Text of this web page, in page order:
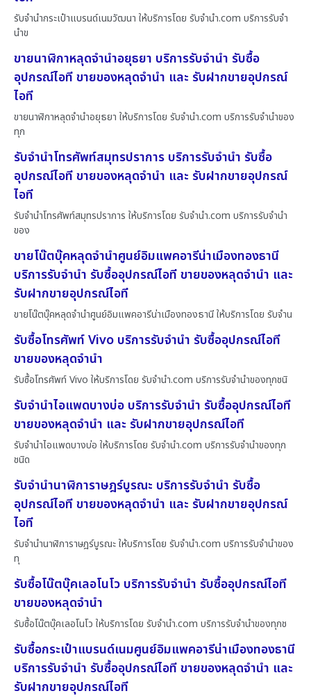
รับจำนำกระเป๋าแบรนด์เนมวัฒนา ให้บริการโดย รับจํานํา.com บริการรับจำ
นำข
ขายนาฬิกาหลุดจำนำอยุธยา บริการรับจำนำ รับซื้อ
อุปกรณ์ไอที ขายของหลุดจำนำ และ รับฝากขายอุปกรณ์
ไอที
ขายนาฬิกาหลุดจำนำอยุธยา ให้บริการโดย รับจํานํา.com บริการรับจำนำของ
ทุก
รับจำนำโทรศัพท์สมุทรปราการ บริการรับจำนำ รับซื้อ
อุปกรณ์ไอที ขายของหลุดจำนำ และ รับฝากขายอุปกรณ์
ไอที
รับจำนำโทรศัพท์สมุทรปราการ ให้บริการโดย รับจํานํา.com บริการรับจำนำ
ของ
ขายโน๊ตบุ๊คหลุดจำนำศูนย์อิมแพคอารีน่าเมืองทองธานี
บริการรับจำนำ รับซื้ออุปกรณ์ไอที ขายของหลุดจำนำ และ
รับฝากขายอุปกรณ์ไอที
ขายโน๊ตบุ๊คหลุดจำนำศูนย์อิมแพคอารีน่าเมืองทองธานี ให้บริการโดย รับจําน
รับซื้อโทรศัพท์ Vivo บริการรับจำนำ รับซื้ออุปกรณ์ไอที
ขายของหลุดจำนำ
รับซื้อโทรศัพท์ Vivo ให้บริการโดย รับจํานํา.com บริการรับจำนำของทุกชนิ
รับจำนำไอแพดบางบ่อ บริการรับจำนำ รับซื้ออุปกรณ์ไอที
ขายของหลุดจำนำ และ รับฝากขายอุปกรณ์ไอที
รับจำนำไอแพดบางบ่อ ให้บริการโดย รับจํานํา.com บริการรับจำนำของทุก
ชนิด
รับจำนำนาฬิการาษฎร์บูรณะ บริการรับจำนำ รับซื้อ
อุปกรณ์ไอที ขายของหลุดจำนำ และ รับฝากขายอุปกรณ์
ไอที
รับจำนำนาฬิการาษฎร์บูรณะ ให้บริการโดย รับจํานํา.com บริการรับจำนำของ
ทุ
รับซื้อโน๊ตบุ๊คเลอโนโว บริการรับจำนำ รับซื้ออุปกรณ์ไอที
ขายของหลุดจำนำ
รับซื้อโน๊ตบุ๊คเลอโนโว ให้บริการโดย รับจํานํา.com บริการรับจำนำของทุกช
รับซื้อกระเป๋าแบรนด์เนมศูนย์อิมแพคอารีน่าเมืองทองธานี
บริการรับจำนำ รับซื้ออุปกรณ์ไอที ขายของหลุดจำนำ และ
รับฝากขายอุปกรณ์ไอที